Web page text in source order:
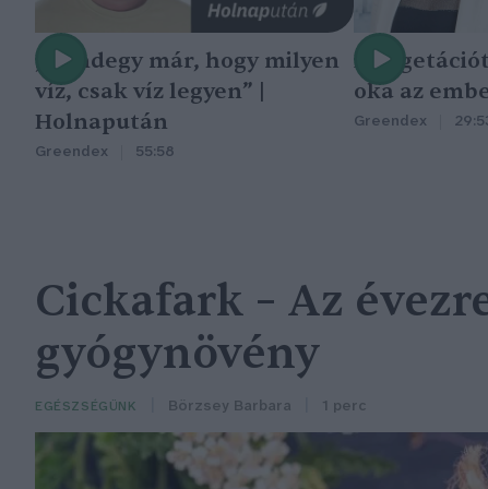
„Mindegy már, hogy milyen
víz, csak víz legyen” |
Holnapután
Greendex 55:58
A
oka az
Greendex
Cickafark – Az
gyógynövény
EGÉSZSÉGÜNK Börzsey Barbara 1 perc